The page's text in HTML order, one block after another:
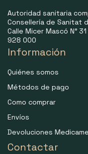
Autoridad sanitaria
Consellería de Sanitat
Calle Micer Mascó N°
928 000
Información
Quiénes somos
Métodos de pago
Como comprar
Envíos
Devoluciones
Contactar